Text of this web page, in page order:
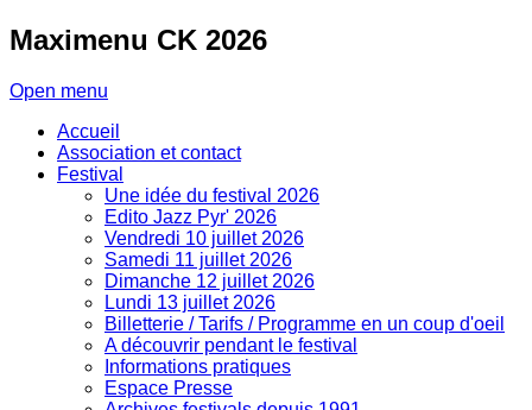
Maximenu CK 2026
Open menu
Accueil
Association et contact
Festival
Une idée du festival 2026
Edito Jazz Pyr' 2026
Vendredi 10 juillet 2026
Samedi 11 juillet 2026
Dimanche 12 juillet 2026
Lundi 13 juillet 2026
Billetterie / Tarifs / Programme en un coup d'oeil
A découvrir pendant le festival
Informations pratiques
Espace Presse